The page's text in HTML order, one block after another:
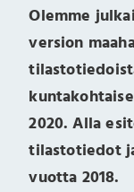
Olemme
version
2020. Alla
tilastotiedot
vuotta 2018.